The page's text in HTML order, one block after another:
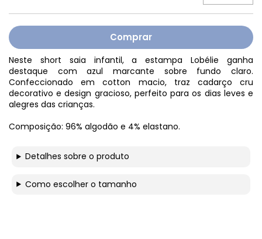
Neste short saia infantil, a estampa Lobélie ganha
destaque com azul marcante sobre fundo claro.
Confeccionado em cotton macio, traz cadarço cru
decorativo e design gracioso, perfeito para os dias leves e
alegres das crianças.
Composição: 96% algodão e 4% elastano.
Detalhes sobre o produto
Como escolher o tamanho